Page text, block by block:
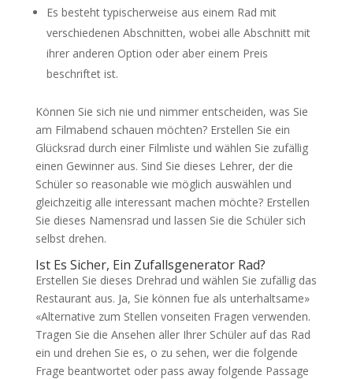
Es besteht typischerweise aus einem Rad mit
verschiedenen Abschnitten, wobei alle Abschnitt mit
ihrer anderen Option oder aber einem Preis
beschriftet ist.
Können Sie sich nie und nimmer entscheiden, was Sie
am Filmabend schauen möchten? Erstellen Sie ein
Glücksrad durch einer Filmliste und wählen Sie zufällig
einen Gewinner aus. Sind Sie dieses Lehrer, der die
Schüler so reasonable wie möglich auswählen und
gleichzeitig alle interessant machen möchte? Erstellen
Sie dieses Namensrad und lassen Sie die Schüler sich
selbst drehen.
Ist Es Sicher, Ein Zufallsgenerator Rad?
Erstellen Sie dieses Drehrad und wählen Sie zufällig das
Restaurant aus. Ja, Sie können fue als unterhaltsame»
«Alternative zum Stellen vonseiten Fragen verwenden.
Tragen Sie die Ansehen aller Ihrer Schüler auf das Rad
ein und drehen Sie es, o zu sehen, wer die folgende
Frage beantwortet oder pass away folgende Passage